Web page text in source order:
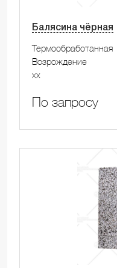
Балясина чёрная
Термообработанная
Возрождение
xx
По запросу